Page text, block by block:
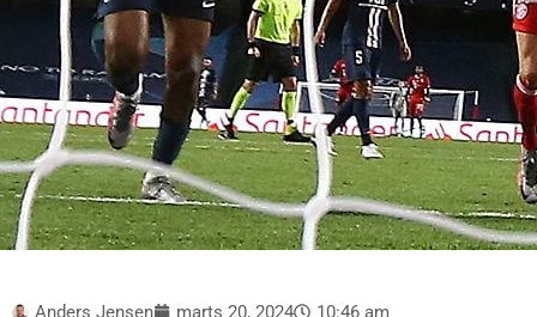
Anders Jensen marts 20, 2024 10:46 am